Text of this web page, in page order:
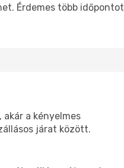
Érdemes több időpontot
a kényelmes
járat között.